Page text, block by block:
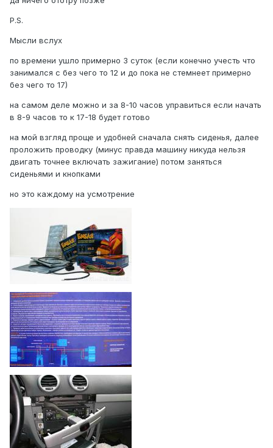
P.S.
Мысли вслух
по времени ушло примерно 3 суток (если конечно учесть что
занимался с без чего то 12 и до пока не стемнеет примерно
без чего то 17)
на самом деле можно и за 8-10 часов управиться если начать
в 8-9 часов то к 17-18 будет готово
на мой взгляд проще и удобней сначала снять сиденья, далее
проложить проводку (минус правда машину никуда нельзя
двигать точнее включать зажигание) потом заняться
сиденьями и кнопками
но это каждому на усмотрение